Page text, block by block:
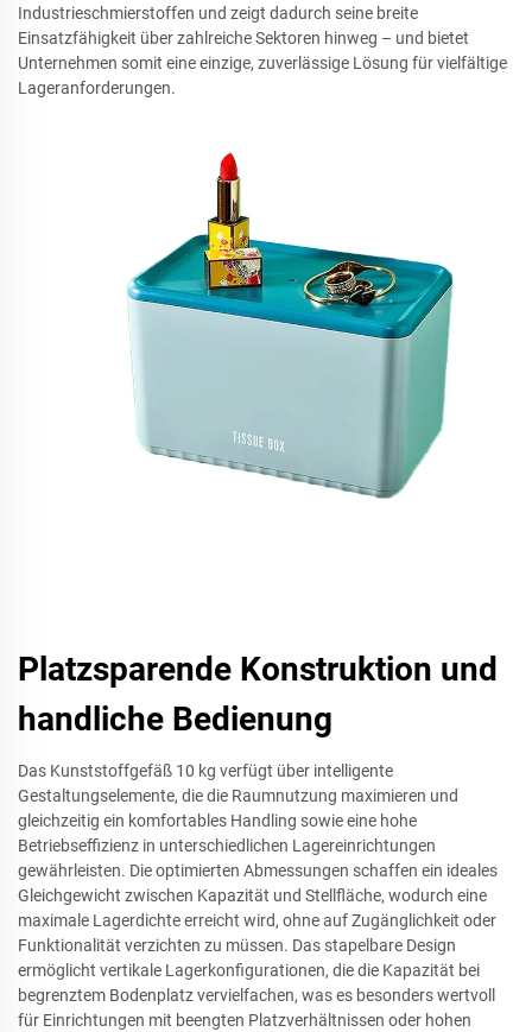
Industrieschmierstoffen und zeigt dadurch seine breite
Einsatzfähigkeit über zahlreiche Sektoren hinweg – und bietet
Unternehmen somit eine einzige, zuverlässige Lösung für vielfältige
Lageranforderungen.
Platzsparende Konstruktion und
handliche Bedienung
Das Kunststoffgefäß 10 kg verfügt über intelligente
Gestaltungselemente, die die Raumnutzung maximieren und
gleichzeitig ein komfortables Handling sowie eine hohe
Betriebseffizienz in unterschiedlichen Lagereinrichtungen
gewährleisten. Die optimierten Abmessungen schaffen ein ideales
Gleichgewicht zwischen Kapazität und Stellfläche, wodurch eine
maximale Lagerdichte erreicht wird, ohne auf Zugänglichkeit oder
Funktionalität verzichten zu müssen. Das stapelbare Design
ermöglicht vertikale Lagerkonfigurationen, die die Kapazität bei
begrenztem Bodenplatz vervielfachen, was es besonders wertvoll
für Einrichtungen mit beengten Platzverhältnissen oder hohen